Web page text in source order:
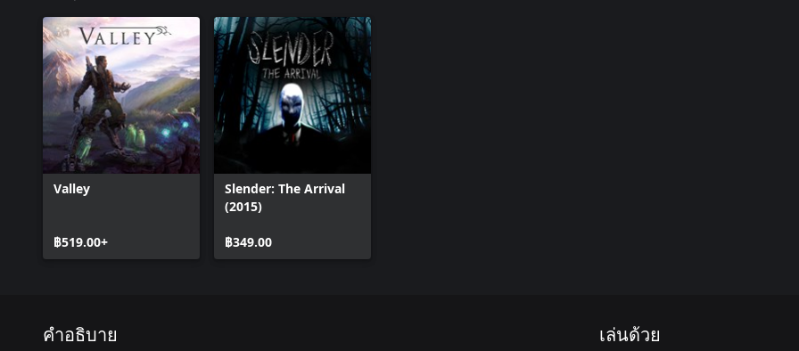
Valley
฿519.00+
Slender: The Arrival
(2015)
฿349.00
คำอธิบาย เล่นด้วย